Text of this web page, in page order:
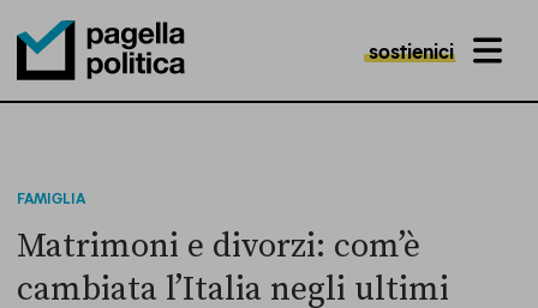
Pagella Politica Logo
sostienici MENU
FAMIGLIA
Matrimoni e divorzi: com’è
cambiata l’Italia negli ultimi